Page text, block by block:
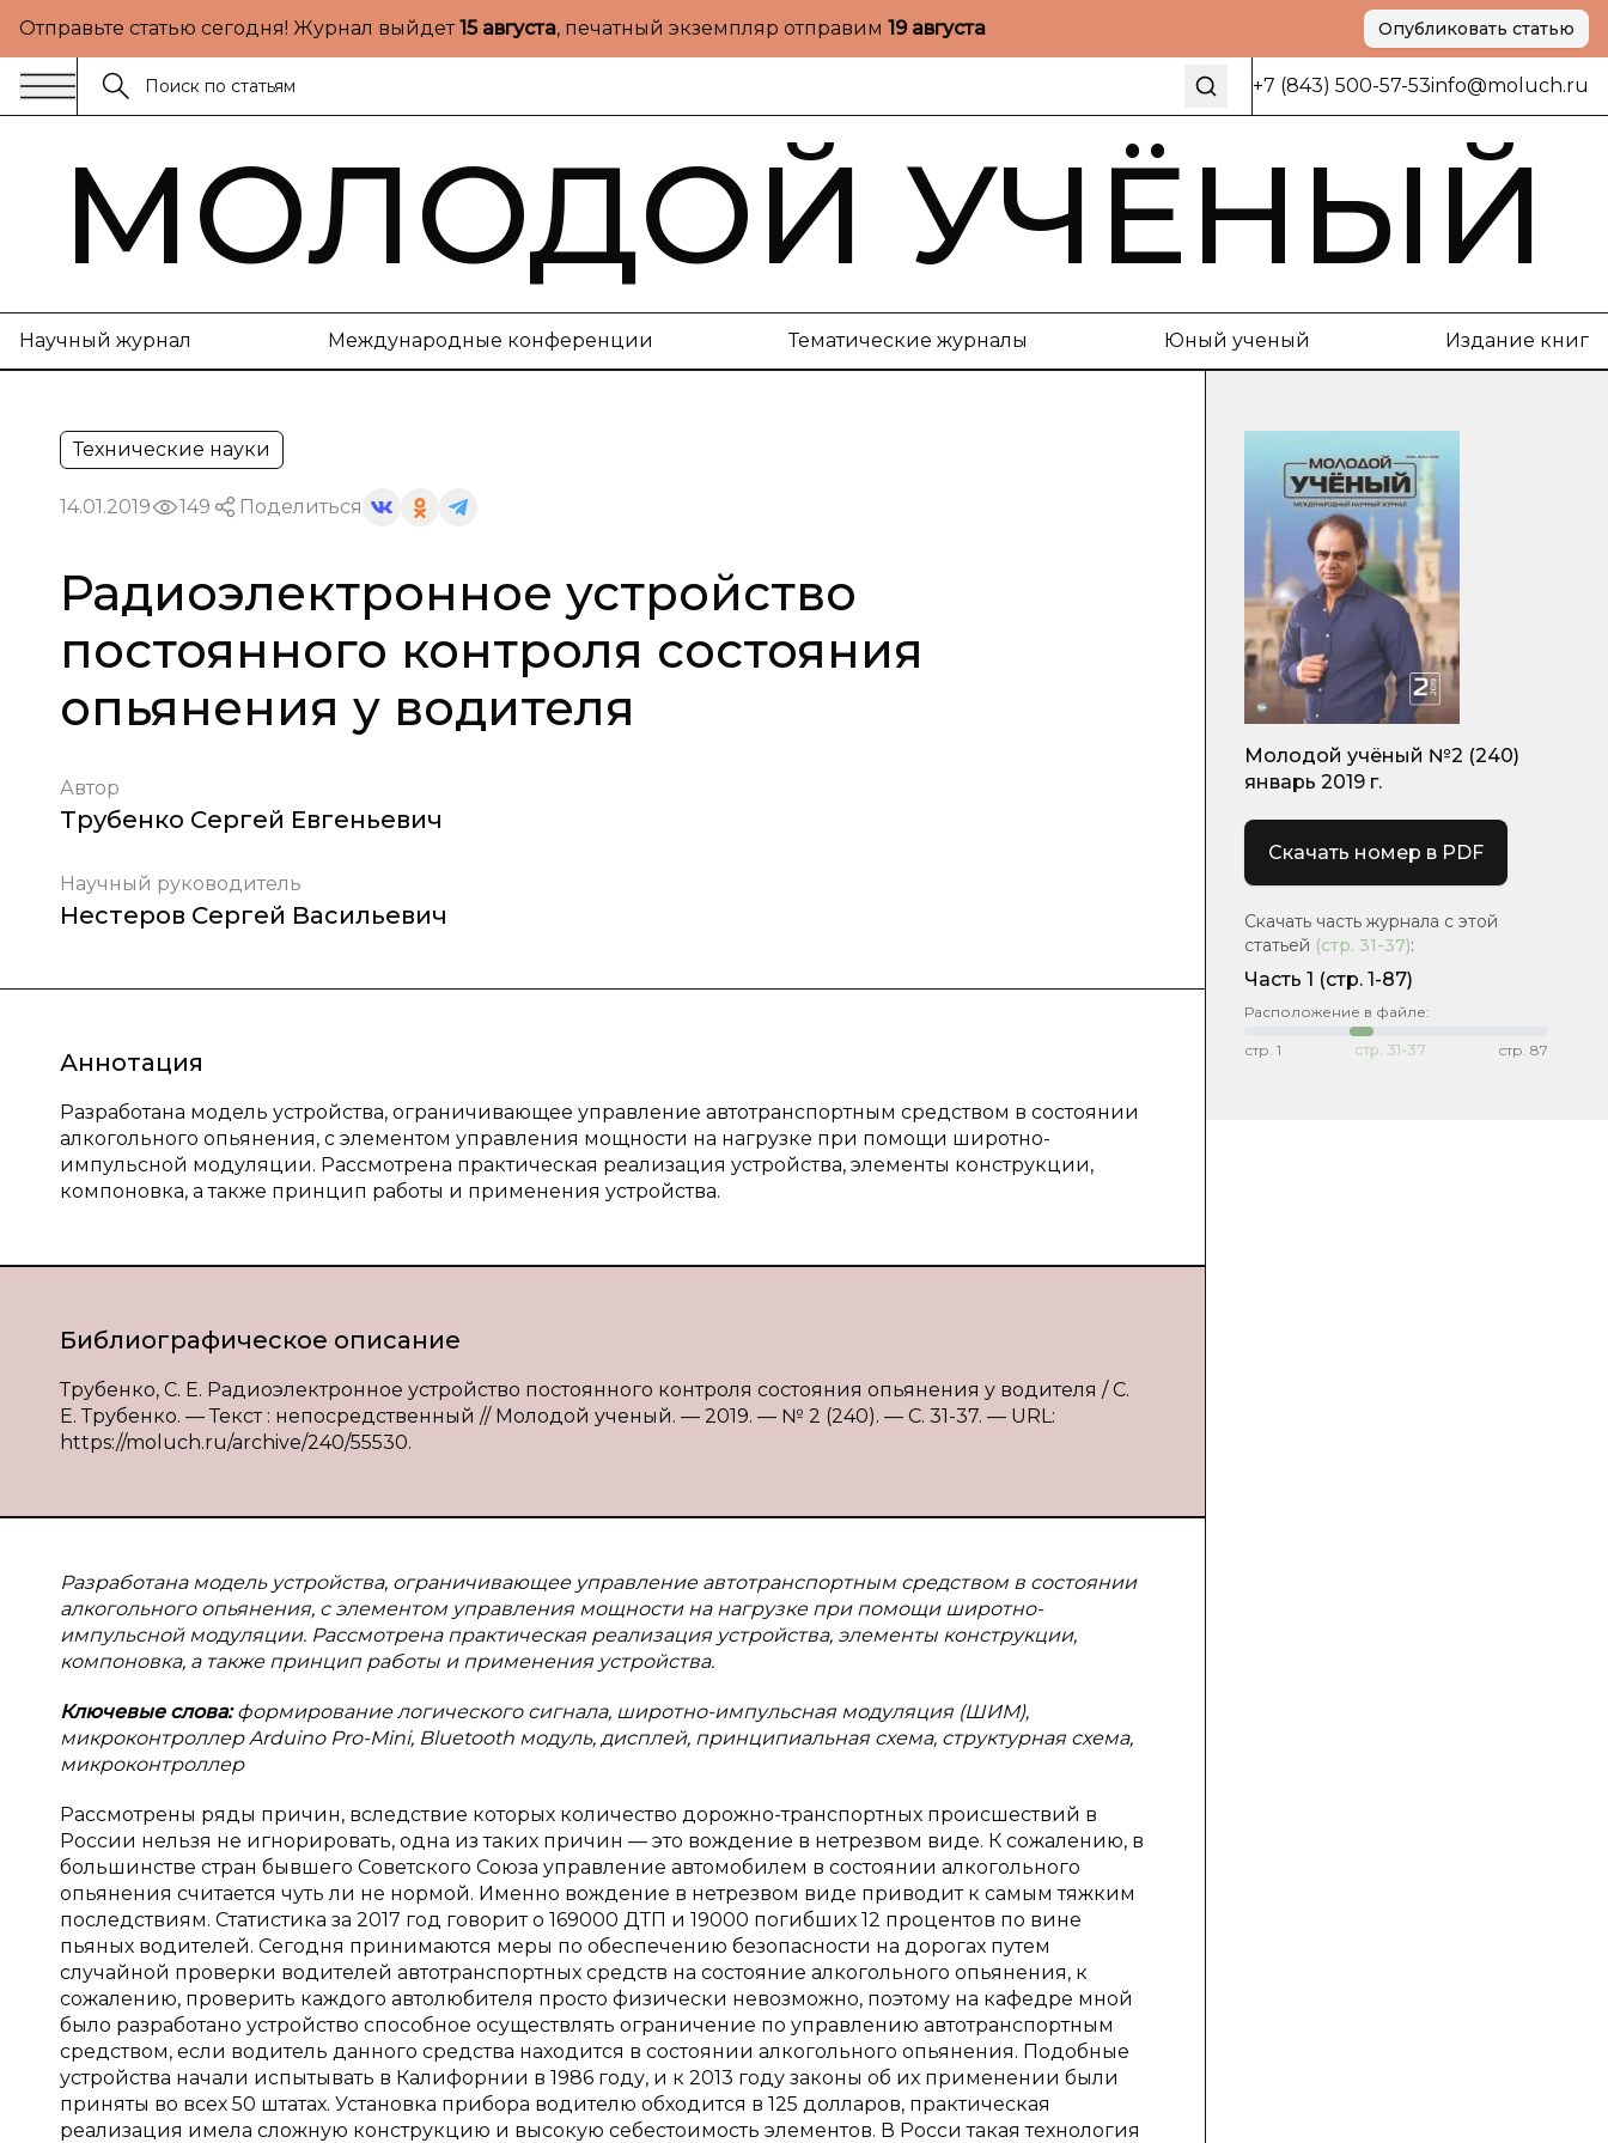
Отправьте статью сегодня! Журнал выйдет15 августа, печатный экземпляр отправим 19 августа Опубликовать статью
+7 (843) 500-57-53info@moluch.ru
МОЛОДОЙ УЧЁНЫЙ
Научный журнал Международные конференции Тематические журналы Юный ученый Издание книг
Технические науки
14.01.2019 149 Поделиться
Радиоэлектронное устройство
постоянного контроля состояния
опьянения у водителя
Автор
Трубенко Сергей Евгеньевич
Научный руководитель
Нестеров Сергей Васильевич
Аннотация
Разработана модель устройства, ограничивающее управление автотранспортным средством в состоянии
алкогольного опьянения, с элементом управления мощности на нагрузке при помощи широтно-
импульсной модуляции. Рассмотрена практическая реализация устройства, элементы конструкции,
компоновка, а также принцип работы и применения устройства.
Библиографическое описание
Трубенко, С. Е. Радиоэлектронное устройство постоянного контроля состояния опьянения у водителя / С.
Е. Трубенко. — Текст : непосредственный // Молодой ученый. — 2019. — № 2 (240). — С. 31-37. — URL:
https://moluch.ru/archive/240/55530.
Разработана модель устройства, ограничивающее управление автотранспортным средством в состоянии
алкогольного опьянения, с элементом управления мощности на нагрузке при помощи широтно-
импульсной модуляции. Рассмотрена практическая реализация устройства, элементы конструкции,
компоновка, а также принцип работы и применения устройства.
Ключевые слова:формирование логического сигнала, широтно-импульсная модуляция (ШИМ),
микроконтроллер Arduino Pro-Mini, Bluetooth модуль, дисплей, принципиальная схема, структурная схема,
микроконтроллер
Рассмотрены ряды причин, вследствие которых количество дорожно-транспортных происшествий в
России нельзя не игнорировать, одна из таких причин — это вождение в нетрезвом виде. К сожалению, в
большинстве стран бывшего Советского Союза управление автомобилем в состоянии алкогольного
опьянения считается чуть ли не нормой. Именно вождение в нетрезвом виде приводит к самым тяжким
последствиям. Статистика за 2017 год говорит о 169000 ДТП и 19000 погибших 12 процентов по вине
пьяных водителей. Сегодня принимаются меры по обеспечению безопасности на дорогах путем
случайной проверки водителей автотранспортных средств на состояние алкогольного опьянения, к
сожалению, проверить каждого автолюбителя просто физически невозможно, поэтому на кафедре мной
было разработано устройство способное осуществлять ограничение по управлению автотранспортным
средством, если водитель данного средства находится в состоянии алкогольного опьянения. Подобные
устройства начали испытывать в Калифорнии в 1986 году, и к 2013 году законы об их применении были
приняты во всех 50 штатах. Установка прибора водителю обходится в 125 долларов, практическая
реализация имела сложную конструкцию и высокую себестоимость элементов. В Росси такая технология
Молодой учёный №2 (240)
январь 2019 г.
Скачать номер в PDF
Скачать часть журнала с этой
статьей (стр. 31-37):
Часть 1 (стр. 1-87)
Расположение в файле:
стр. 1 стр. 31-37 стр. 87